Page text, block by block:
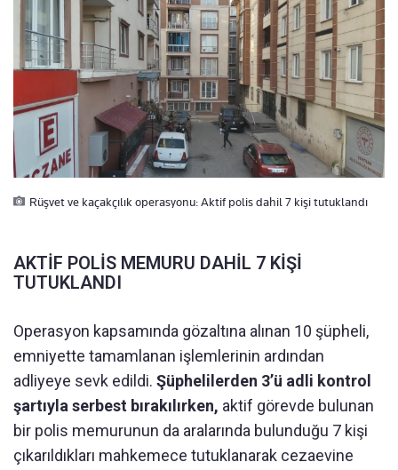
Rüşvet ve kaçakçılık operasyonu: Aktif polis dahil 7 kişi tutuklandı
AKTİF POLİS MEMURU DAHİL 7 KİŞİ
TUTUKLANDI
Operasyon kapsamında gözaltına alınan 10 şüpheli,
emniyette tamamlanan işlemlerinin ardından
adliyeye sevk edildi. Şüphelilerden 3’ü adli kontrol
şartıyla serbest bırakılırken, aktif görevde bulunan
bir polis memurunun da aralarında bulunduğu 7 kişi
çıkarıldıkları mahkemece tutuklanarak cezaevine